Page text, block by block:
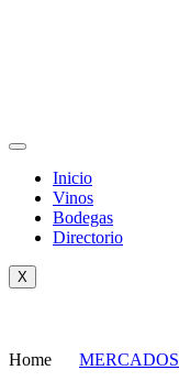
Inicio
Vinos
Bodegas
Directorio
X
Home MERCADOS